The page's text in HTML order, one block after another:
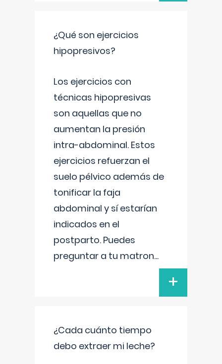
¿Qué son ejercicios
hipopresivos?
Los ejercicios con
técnicas hipopresivas
son aquellas que no
aumentan la presión
intra-abdominal. Estos
ejercicios refuerzan el
suelo pélvico además de
tonificar la faja
abdominal y sí estarían
indicados en el
postparto. Puedes
preguntar a tu matron...
+
¿Cada cuánto tiempo
debo extraer mi leche?